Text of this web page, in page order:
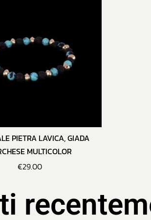
PIETRA LAVICA, GIADA
MULTICOLOR
€29.00